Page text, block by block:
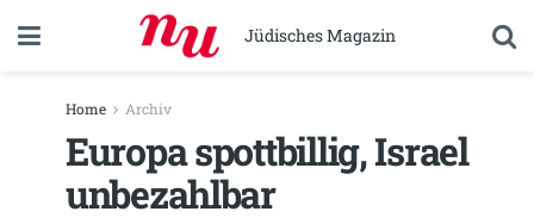
Jüdisches Magazin
Home Archiv
Europa spottbillig, Israel
unbezahlbar